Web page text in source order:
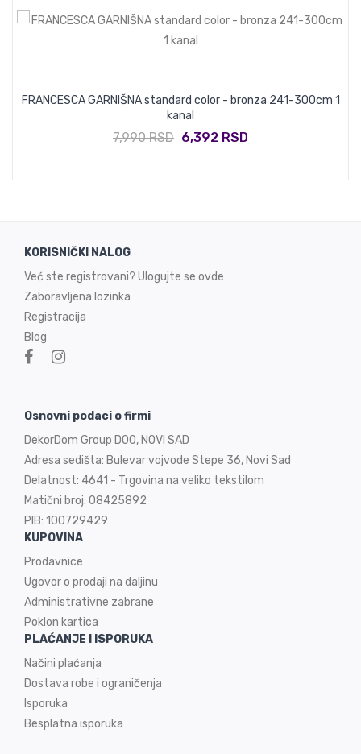
FRANCESCA GARNIŠNA standard color - bronza 241-300cm 1
kanal
7,990 RSD 6,392 RSD
KORISNIČKI NALOG
Već ste registrovani? Ulogujte se ovde
Zaboravljena lozinka
Registracija
Blog
Osnovni podaci o firmi
DekorDom Group DOO, NOVI SAD
Adresa sedišta: Bulevar vojvode Stepe 36, Novi Sad
Delatnost: 4641 - Trgovina na veliko tekstilom
Matični broj: 08425892
PIB: 100729429
KUPOVINA
Prodavnice
Ugovor o prodaji na daljinu
Administrativne zabrane
Poklon kartica
PLAĆANJE I ISPORUKA
Načini plaćanja
Dostava robe i ograničenja
Isporuka
Besplatna isporuka